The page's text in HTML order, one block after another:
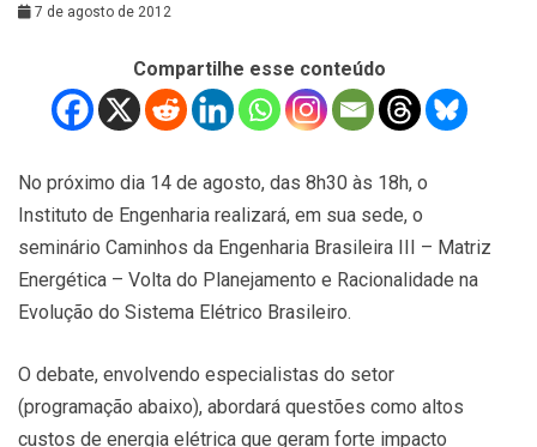
7 de agosto de 2012
Compartilhe esse conteúdo
No próximo dia 14 de agosto, das 8h30 às 18h, o
Instituto de Engenharia realizará, em sua sede, o
seminário Caminhos da Engenharia Brasileira III – Matriz
Energética – Volta do Planejamento e Racionalidade na
Evolução do Sistema Elétrico Brasileiro.
O debate, envolvendo especialistas do setor
(programação abaixo), abordará questões como altos
custos de energia elétrica que geram forte impacto